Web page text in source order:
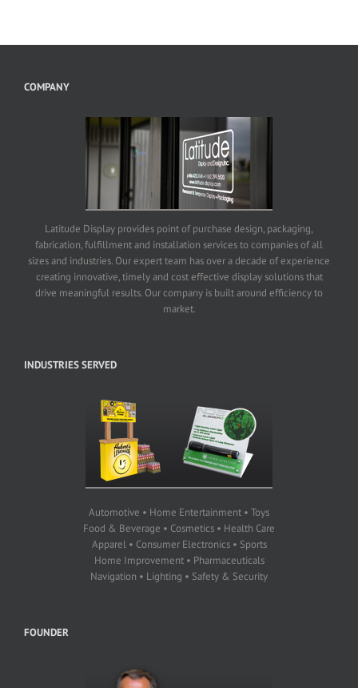
COMPANY
Latitude Display provides point of purchase design, packaging,
fabrication, fulfillment and installation services to companies of all
sizes and industries. Our expert team has over a decade of experience
creating innovative, timely and cost effective display solutions that
drive meaningful results. Our company is built around efficiency to
market.
INDUSTRIES SERVED
Automotive • Home Entertainment • Toys
Food & Beverage • Cosmetics • Health Care
Apparel • Consumer Electronics • Sports
Home Improvement • Pharmaceuticals
Navigation • Lighting • Safety & Security
FOUNDER